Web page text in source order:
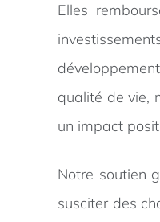
Elles
qualité de vie,
un impact
Notre soutien
susciter des